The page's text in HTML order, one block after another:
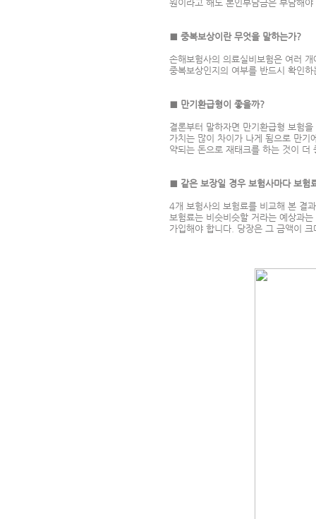
원이라고 해도 본인부담금은 부담해야
■ 중복보상이란 무엇을 말하는가?
손해보험사의 의료실비보험은 여러
중복보상인지의 여부를 반드시 확인
■ 만기환급형이 좋을까?
결론부터 말하자면 만기환급형 보험
가치는 많이 차이가 나게 됨으로 만
약되는 돈으로 재태크를 하는 것이 더
■ 같은 보장일 경우 보험사마다 보험
4개 보험사의 보험료를 비교해 본 결
보험료는 비슷비슷할 거라는 예상과
가입해야 합니다. 당장은 그 금액이